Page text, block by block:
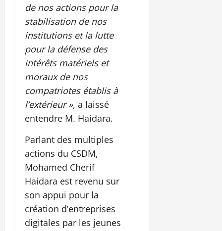
de nos actions pour la
stabilisation de nos
institutions et la lutte
pour la défense des
intérêts matériels et
moraux de nos
compatriotes établis à
l’extérieur », a laissé
entendre M. Haidara.
Parlant des multiples
actions du CSDM,
Mohamed Cherif
Haidara est revenu sur
son appui pour la
création d’entreprises
digitales par les jeunes